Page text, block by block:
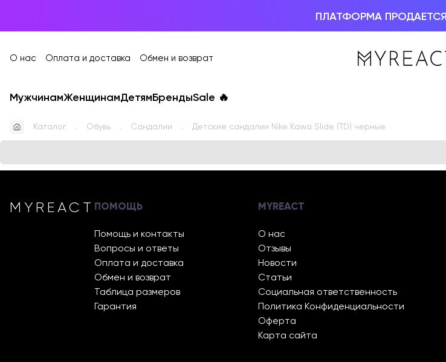
ПЛАТФОРМА ПРОДАЕТСЯ
О нас Оплата и доставка Обмен и возврат
МужчинамЖенщинамДетям БрендыSale 🔥
Каталог Обувь Сандалии Детские сандалии Nike Kawa Slide (TD) черные
MYREACT ПОМОЩЬ
Помощь и контакты
Вопросы и ответы
Оплата и доставка
Обмен и возврат
Таблица размеров
Гарантия
MYREACT
О нас
Отзывы
Новости
Статьи
Социальная ответственность
Политика Конфиденциальности
Оферта
Карта сайта